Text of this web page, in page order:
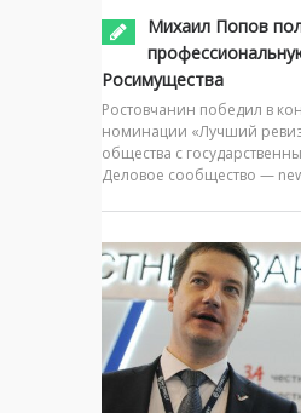
Михаил Попов
Росимущества
Ростовчанин победил в
номинации «Лучший
общества с
Деловое сообщество —